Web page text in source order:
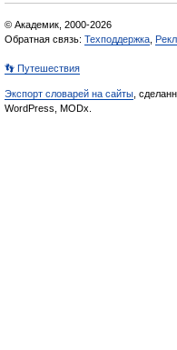
© Академик, 2000-2026
Обратная связь: Техподдержка
👣 Путешествия
Экспорт словарей на сайты ,
WordPress, MODx.